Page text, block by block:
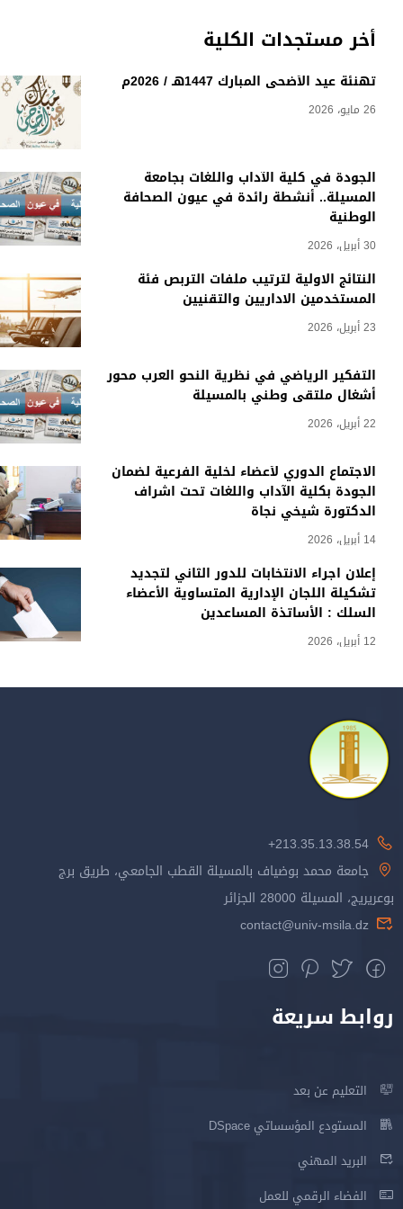
أخر مستجدات الكلية
تهنئة عيد الأضحى المبارك 1447هـ / 2026م
26 مايو، 2026
الجودة في كلية الآداب واللغات بجامعة
المسيلة.. أنشطة رائدة في عيون الصحافة
الوطنية
30 أبريل، 2026
النتائج الاولية لترتيب ملفات التربص فئة
المستخدمين الاداريين والتقنيين
23 أبريل، 2026
التفكير الرياضي في نظرية النحو العرب محور
أشغال ملتقى وطني بالمسيلة
22 أبريل، 2026
الاجتماع الدوري لأعضاء لخلية الفرعية لضمان
الجودة بكلية الآداب واللغات تحت اشراف
الدكتورة شيخي نجاة
14 أبريل، 2026
إعلان اجراء الانتخابات للدور الثاني لتجديد
تشكيلة اللجان الإدارية المتساوية الأعضاء
السلك : الأساتذة المساعدين
12 أبريل، 2026
213.35.13.38.54+
جامعة محمد بوضياف بالمسيلة القطب الجامعي، طريق برج
بوعريريج، المسيلة 28000 الجزائر
contact@univ-msila.dz
روابط سريعة
التعليم عن بعد
المستودع المؤسساتي DSpace
البريد المهني
الفضاء الرقمي للعمل